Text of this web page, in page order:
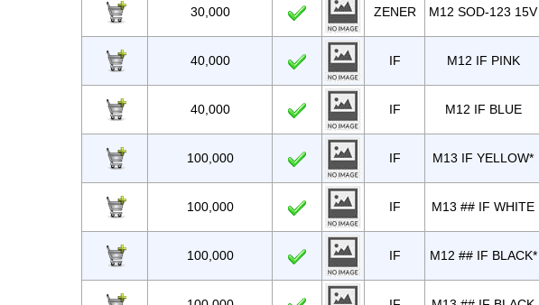
30,000 ZENER M12 SOD-123 15V
40,000 IF M12 IF PINK
40,000 IF M12 IF BLUE
100,000 IF M13 IF YELLOW*
100,000 IF M13 ## IF WHITE
100,000 IF M12 ## IF BLACK*